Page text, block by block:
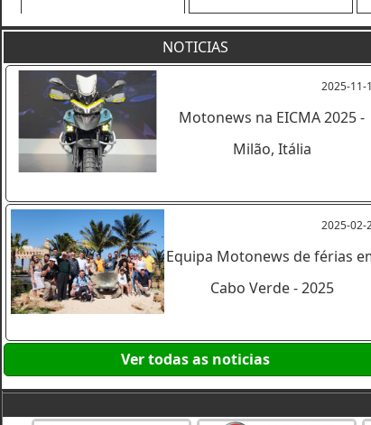
NOTICIAS
2025-11-
Motonews na EICMA 2025 -
Milão, Itália
2025-02-
Equipa Motonews de férias
Cabo Verde - 2025
Ver todas as noticias